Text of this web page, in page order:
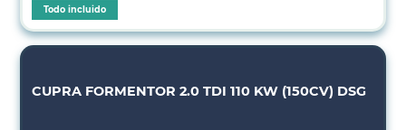
Todo incluido
CUPRA FORMENTOR 2.0 TDI 110 KW (150CV) DSG